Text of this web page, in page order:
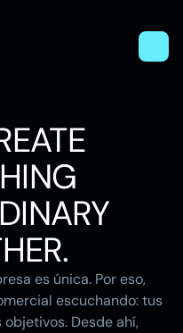
es única. Por eso,
escuchando: tus
Desde ahí,